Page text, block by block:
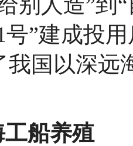
号”建成投
我国以深远
船养殖